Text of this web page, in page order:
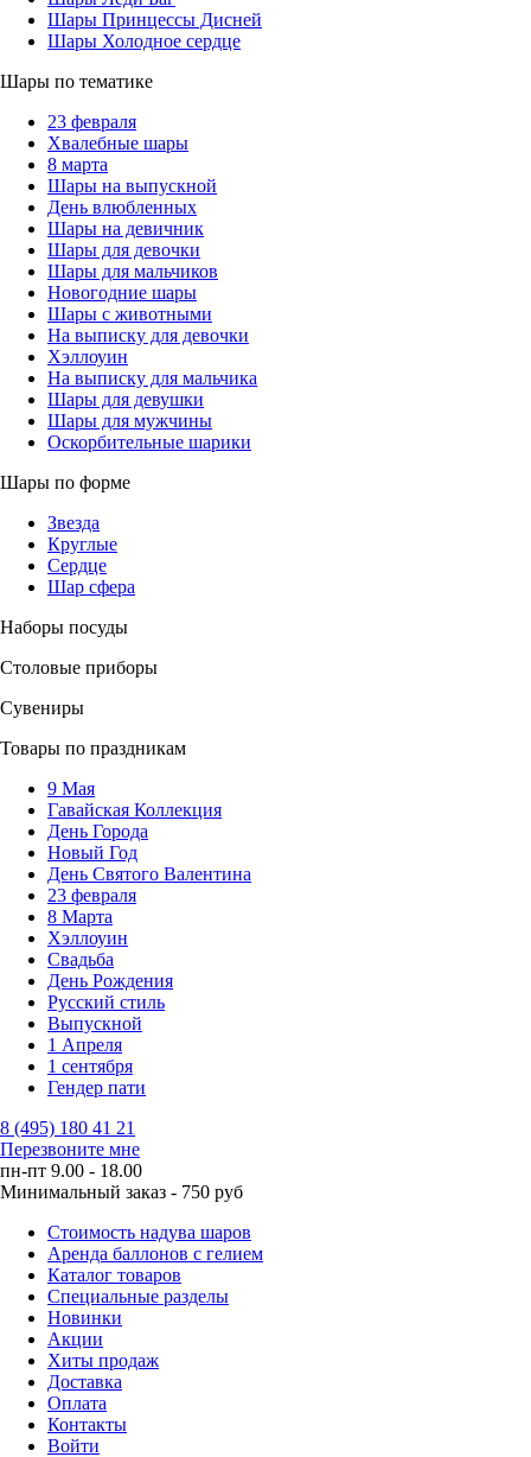
Шары Принцессы Дисней
Шары Холодное сердце
Шары по тематике
23 февраля
Хвалебные шары
8 марта
Шары на выпускной
День влюбленных
Шары на девичник
Шары для девочки
Шары для мальчиков
Новогодние шары
Шары с животными
На выписку для девочки
Хэллоуин
На выписку для мальчика
Шары для девушки
Шары для мужчины
Оскорбительные шарики
Шары по форме
Звезда
Круглые
Сердце
Шар сфера
Наборы посуды
Столовые приборы
Сувениры
Товары по праздникам
9 Мая
Гавайская Коллекция
День Города
Новый Год
День Святого Валентина
23 февраля
8 Марта
Хэллоуин
Свадьба
День Рождения
Русский стиль
Выпускной
1 Апреля
1 сентября
Гендер пати
8 (495) 180 41 21
Перезвоните мне
пн-пт 9.00 - 18.00
Минимальный заказ - 750 руб
Стоимость надува шаров
Аренда баллонов с гелием
Каталог товаров
Специальные разделы
Новинки
Акции
Хиты продаж
Доставка
Оплата
Контакты
Войти